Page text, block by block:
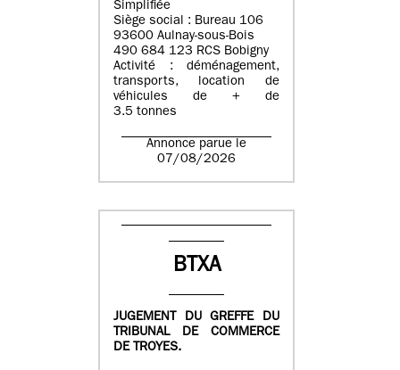
Simplifiée
Siège social : Bureau 106
93600 Aulnay-sous-Bois
490 684 123 RCS Bobigny
Activité : déménagement,
transports, location de
véhicules de + de
3.5 tonnes
Annonce parue le
07/08/2026
BTXA
JUGEMENT DU GREFFE DU
TRIBUNAL DE COMMERCE
DE TROYES.